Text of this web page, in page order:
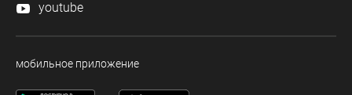
youtube
мобильное приложение